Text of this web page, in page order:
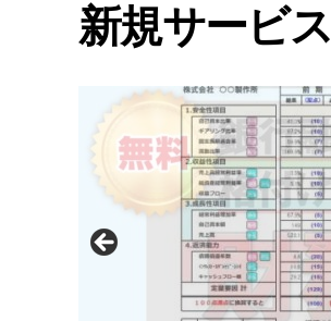
新規サービス